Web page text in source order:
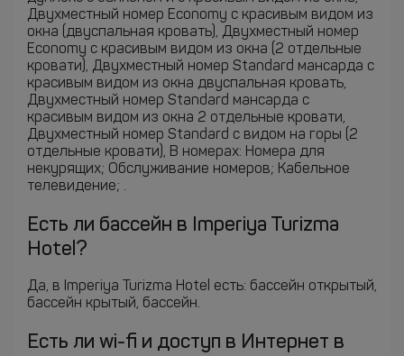
Двухместный номер Economy с красивым видом из
окна (двуспальная кровать), Двухместный номер
Economy с красивым видом из окна (2 отдельные
кровати), Двухместный номер Standard мансарда с
красивым видом из окна двуспальная кровать,
Двухместный номер Standard мансарда с
красивым видом из окна 2 отдельные кровати,
Двухместный номер Standard с видом на горы (2
отдельные кровати), В номерах: Номера для
некурящих; Обслуживание номеров; Кабельное
телевидение; .
Есть ли бассейн в Imperiya Turizma
Hotel?
Да, в Imperiya Turizma Hotel есть: бассейн открытый,
бассейн крытый, бассейн.
Есть ли wi-fi и доступ в Интернет в